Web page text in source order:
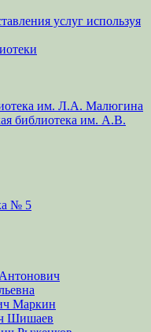
услуг используя
им. Л.А. Малюгина
библиотека им. А.В.
№ 5
Маркин
Шишаев